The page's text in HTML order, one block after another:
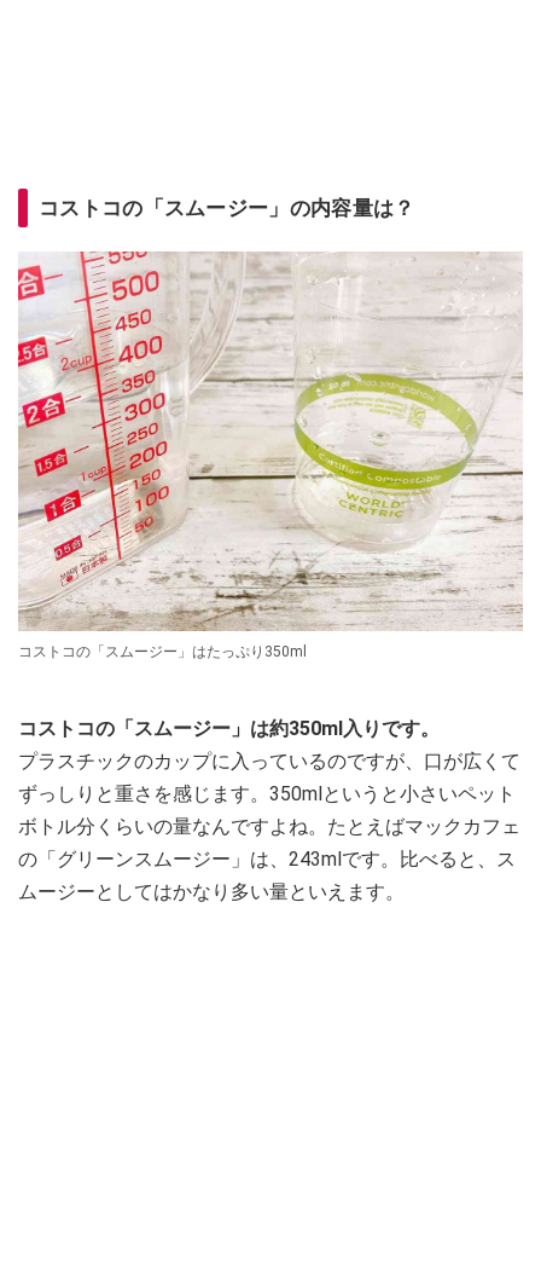
コストコの「スムージー」の内容量は？
コストコの「スムージー」はたっぷり350ml
コストコの「スムージー」は約350ml入りです。
プラスチックのカップに入っているのですが、口が広くて
ずっしりと重さを感じます。350mlというと小さいペット
ボトル分くらいの量なんですよね。たとえばマックカフェ
の「グリーンスムージー」は、243mlです。比べると、ス
ムージーとしてはかなり多い量といえます。